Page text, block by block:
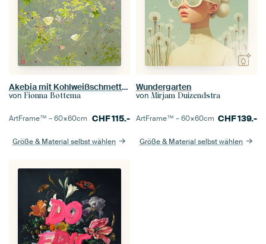
Akebia mit Kohlweißschmetterlingen
von Fionna Bottema
ArtFrame™ –60×60cm CHF115.-
Größe & Material selbst wählen
Wundergarten
von Mirjam Duizendstra
ArtFrame™ –60×60cm CHF139.-
Größe & Material selbst wählen